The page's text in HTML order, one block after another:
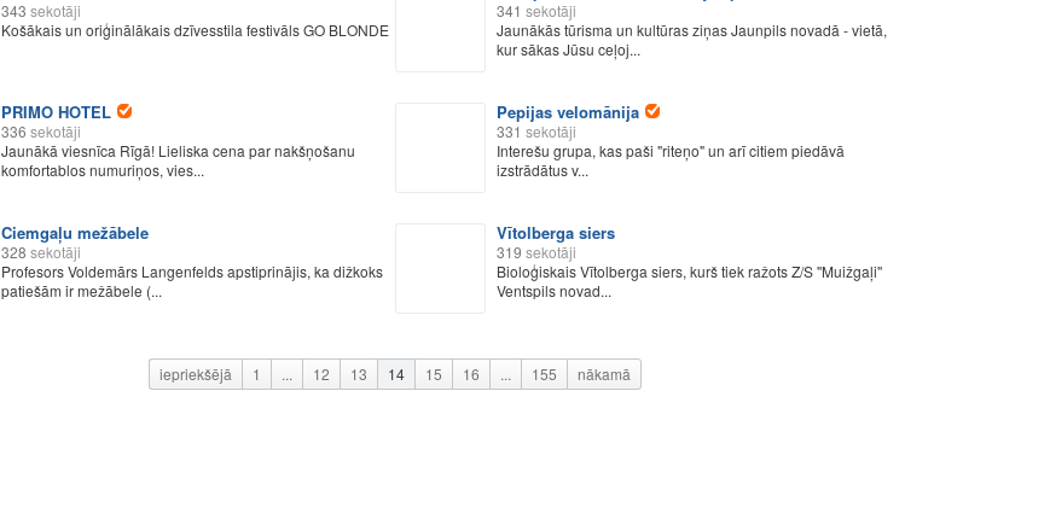
343 sekotāji
Košākais un oriģinālākais dzīvesstila festivāls GO BLONDE
341 sekotāji
Jaunākās tūrisma un kultūras ziņas Jaunpils novadā - vietā,
kur sākas Jūsu ceļoj...
PRIMO HOTEL
336 sekotāji
Jaunākā viesnīca Rīgā! Lieliska cena par nakšņošanu
komfortablos numuriņos, vies...
Pepijas velomānija
331 sekotāji
Interešu grupa, kas paši "riteņo" un arī citiem piedāvā
izstrādātus v...
Ciemgaļu mežābele
328 sekotāji
Profesors Voldemārs Langenfelds apstiprinājis, ka dižkoks
patiešām ir mežābele (...
Vītolberga siers
319 sekotāji
Bioloģiskais Vītolberga siers, kurš tiek ražots Z/S ''Muižgaļi''
Ventspils novad...
iepriekšējā 1 ... 12 13 14 15 16 ... 155 nākamā